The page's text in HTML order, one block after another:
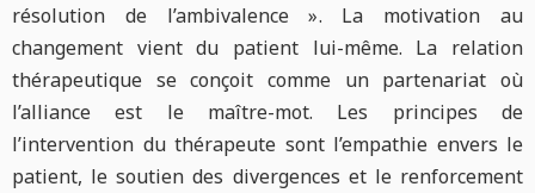
résolution de l’ambivalence ». La motivation au
changement vient du patient lui-même. La relation
thérapeutique se conçoit comme un partenariat où
l’alliance est le maître-mot. Les principes de
l’intervention du thérapeute sont l’empathie envers le
patient, le soutien des divergences et le renforcement